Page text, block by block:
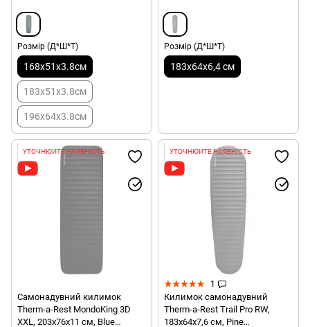
Розмір (Д*Ш*Т)
168x51x3.8см
183х51х3.8см
196х64х3.8см
Розмір (Д*Ш*Т)
183х64х6,4 см
УТОЧНЮЙТЕ НАЯВНІСТЬ
Самонадувний килимок
Therm-a-Rest MondoKing 3D
XXL, 203х76х11 см, Blue
УТОЧНЮЙТЕ НАЯВНІСТЬ
1
Килимок самонадувний
Therm-a-Rest Trail Pro RW,
183х64х7,6 см, Pine